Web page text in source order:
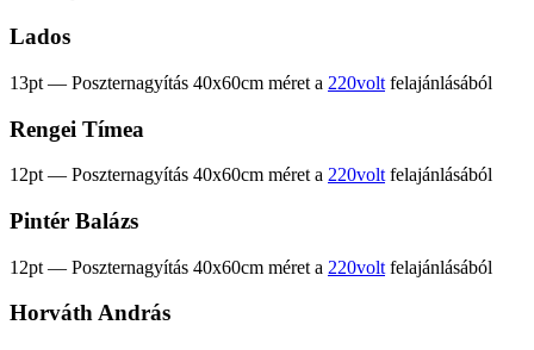
Lados
13pt — Poszternagyítás 40x60cm méret a 220volt felajánlásából
Rengei Tímea
12pt — Poszternagyítás 40x60cm méret a 220volt felajánlásából
Pintér Balázs
12pt — Poszternagyítás 40x60cm méret a 220volt felajánlásából
Horváth András